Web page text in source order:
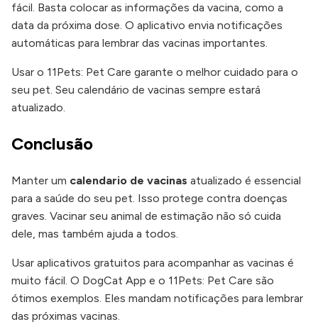
fácil. Basta colocar as informações da vacina, como a
data da próxima dose. O aplicativo envia notificações
automáticas para lembrar das vacinas importantes.
Usar o 11Pets: Pet Care garante o melhor cuidado para o
seu pet. Seu calendário de vacinas sempre estará
atualizado.
Conclusão
Manter um calendario de vacinas atualizado é essencial
para a saúde do seu pet. Isso protege contra doenças
graves. Vacinar seu animal de estimação não só cuida
dele, mas também ajuda a todos.
Usar aplicativos gratuitos para acompanhar as vacinas é
muito fácil. O DogCat App e o 11Pets: Pet Care são
ótimos exemplos. Eles mandam notificações para lembrar
das próximas vacinas.